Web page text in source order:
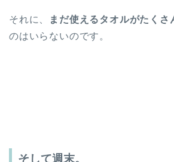
それに、 まだ使えるタオルがたくさ
のはいらないのです。
そして週末。